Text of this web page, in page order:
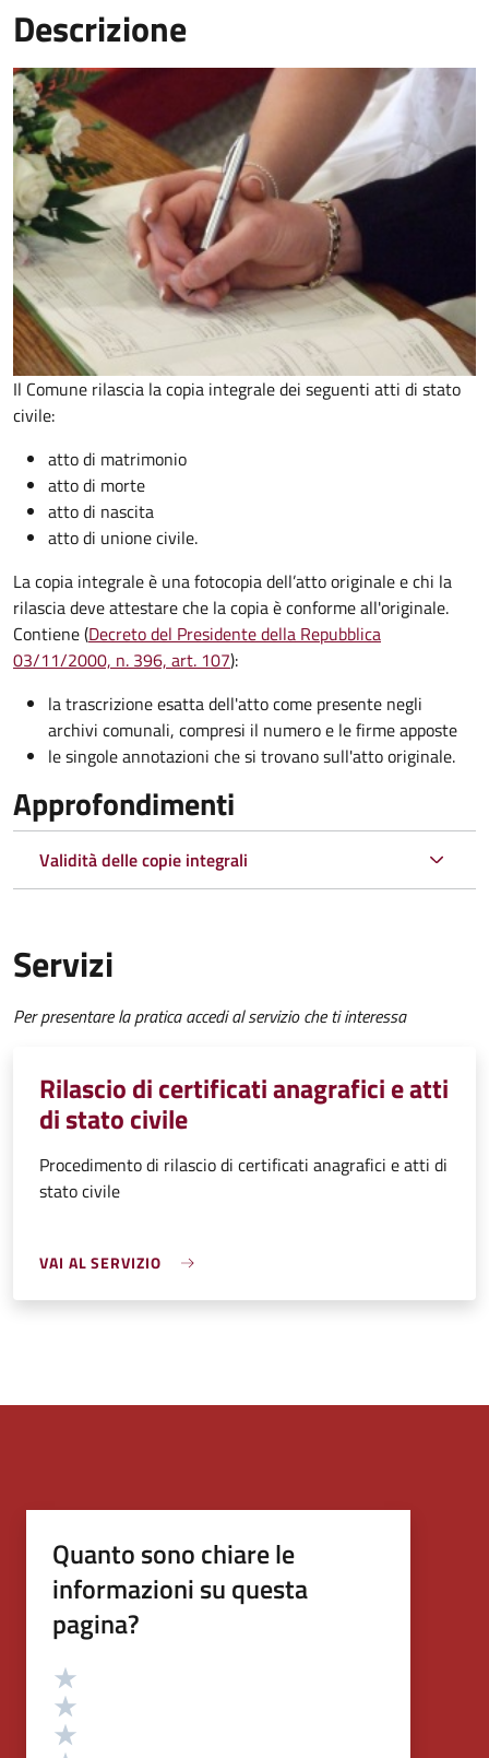
Descrizione
Il Comune rilascia la copia integrale dei seguenti atti di stato
civile:
atto di matrimonio
atto di morte
atto di nascita
atto di unione civile.
La copia integrale è una fotocopia dell’atto originale e chi la
rilascia deve attestare che la copia è conforme all'originale.
Contiene (Decreto del Presidente della Repubblica
03/11/2000, n. 396, art. 107):
la trascrizione esatta dell'atto come presente negli
archivi comunali, compresi il numero e le firme apposte
le singole annotazioni che si trovano sull'atto originale.
Approfondimenti
Validità delle copie integrali
Servizi
Per presentare la pratica accedi al servizio che ti interessa
Rilascio di certificati anagrafici e atti
di stato civile
Procedimento di rilascio di certificati anagrafici e atti di
stato civile
VAI AL SERVIZIO
Quanto sono chiare le
informazioni su questa
pagina?
Valutazione